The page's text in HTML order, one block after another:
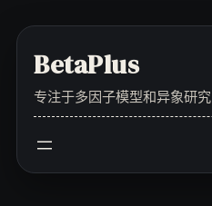
contentBetaPlus
专注于多因子模型和异象研究